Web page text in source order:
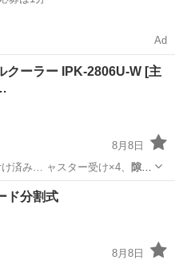
Ad
2806U-W [主
8月8日
済み… ャスター受け×4、
隙間
節、空調家電
ド分割式
8月8日